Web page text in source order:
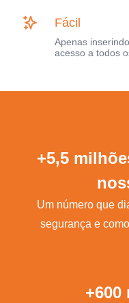
Fácil
Apenas
acesso a todos
+5,5
Um número que
segurança e